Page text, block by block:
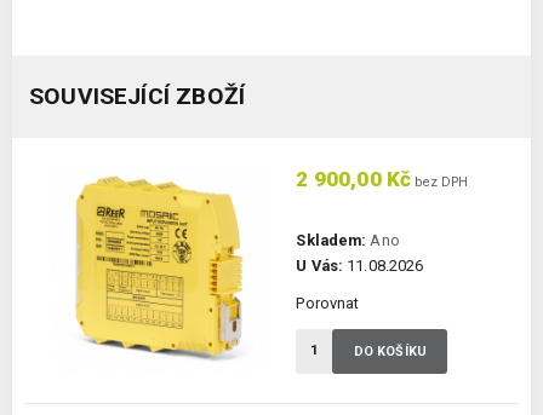
SOUVISEJÍCÍ ZBOŽÍ
2 900,00 Kč bez DPH
Skladem: Ano
U Vás: 11.08.2026
Porovnat
DO KOŠÍKU